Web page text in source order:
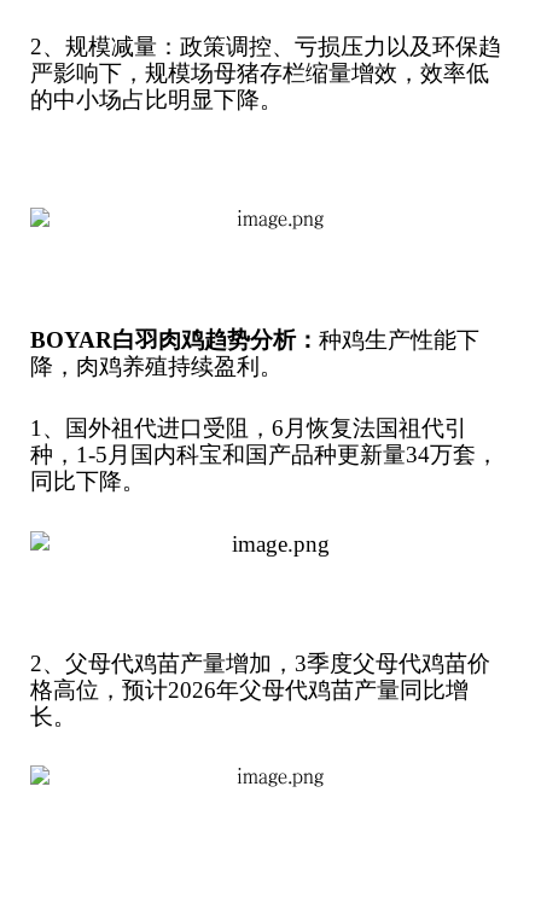
2、规模减量：政策调控、亏损压力以及环保趋
严影响下，规模场母猪存栏缩量增效，效率低
的中小场占比明显下降。
BOYAR白羽肉鸡趋势分析： 种鸡生产性能下
降，肉鸡养殖持续盈利。
1、国外祖代进口受阻，6月恢复法国祖代引
种，1-5月国内科宝和国产品种更新量34万套，
同比下降。
2、父母代鸡苗产量增加，3季度父母代鸡苗价
格高位，预计2026年父母代鸡苗产量同比增
长。